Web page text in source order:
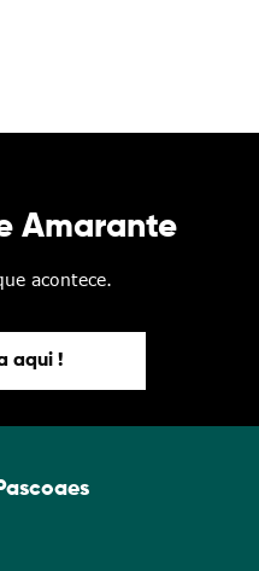
Amarante
acontece.
aqui !